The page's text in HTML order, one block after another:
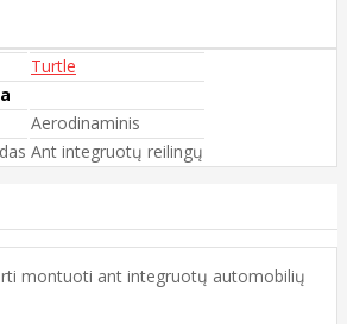
Turtle
Aerodinaminis
Ant integruotų reilingų
montuoti ant integruotų automobilių